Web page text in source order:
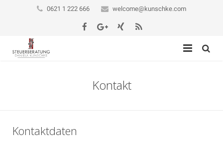
0621 1 222 666 welcome@kunschke.com
Kontakt
Kontaktdaten